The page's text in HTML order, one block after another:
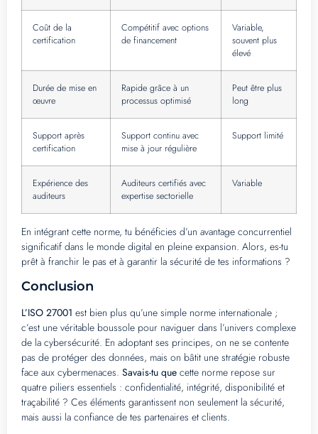
Coût de la
certification
Compétitif avec options
de financement
Variable,
souvent plus
élevé
Durée de mise en
œuvre
Rapide grâce à un
processus optimisé
Peut être plus
long
Support après
certification
Support continu avec
mise à jour régulière
Support limité
Expérience des
auditeurs
Auditeurs certifiés avec
expertise sectorielle
Variable
En intégrant cette norme, tu bénéficies d’un avantage concurrentiel
significatif dans le monde digital en pleine expansion. Alors, es-tu
prêt à franchir le pas et à garantir la sécurité de tes informations ?
Conclusion
L’ISO 27001 est bien plus qu’une simple norme internationale ;
c’est une véritable boussole pour naviguer dans l’univers complexe
de la cybersécurité. En adoptant ses principes, on ne se contente
pas de protéger des données, mais on bâtit une stratégie robuste
face aux cybermenaces. Savais-tu que cette norme repose sur
quatre piliers essentiels : confidentialité, intégrité, disponibilité et
traçabilité ? Ces éléments garantissent non seulement la sécurité,
mais aussi la confiance de tes partenaires et clients.